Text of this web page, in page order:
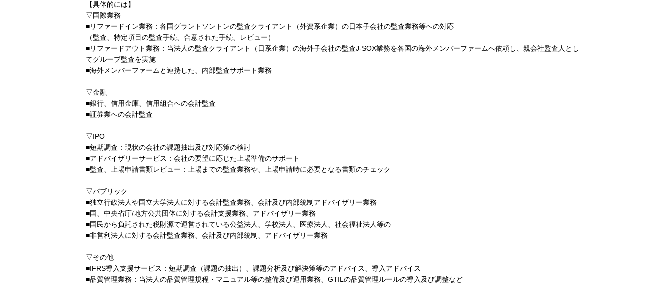
【具体的には】
▽国際業務
■リファードイン業務：各国グラントソントンの監査クライアント（外資系企業）の日本子会社の監査業務等への対応
（監査、特定項目の監査手続、合意された手続、レビュー）
■リファードアウト業務：当法人の監査クライアント（日系企業）の海外子会社の監査J-SOX業務を各国の海外メンバーファームへ依頼し、親会社監査人とし
てグループ監査を実施
■海外メンバーファームと連携した、内部監査サポート業務
▽金融
■銀行、信用金庫、信用組合への会計監査
■証券業への会計監査
▽IPO
■短期調査：現状の会社の課題抽出及び対応策の検討
■アドバイザリーサービス：会社の要望に応じた上場準備のサポート
■監査、上場申請書類レビュー：上場までの監査業務や、上場申請時に必要となる書類のチェック
▽パブリック
■独立行政法人や国立大学法人に対する会計監査業務、会計及び内部統制アドバイザリー業務
■国、中央省庁/地方公共団体に対する会計支援業務、アドバイザリー業務
■国民から負託された税財源で運営されている公益法人、学校法人、医療法人、社会福祉法人等の
■非営利法人に対する会計監査業務、会計及び内部統制、アドバイザリー業務
▽その他
■IFRS導入支援サービス：短期調査（課題の抽出）、課題分析及び解決策等のアドバイス、導入アドバイス
■品質管理業務：当法人の品質管理規程・マニュアル等の整備及び運用業務、GTILの品質管理ルールの導入及び調整など